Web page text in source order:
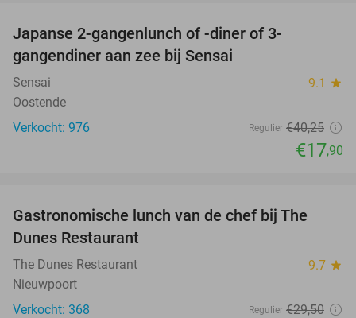
Japanse 2-gangenlunch of -diner of 3-
gangendiner aan zee bij Sensai
Sensai 9.1 star
Oostende
Verkocht: 976
Regulier €40,25
€17,90
Gastronomische lunch van de chef bij The
Dunes Restaurant
The Dunes Restaurant 9.7 star
Nieuwpoort
Verkocht: 368
Regulier €29,50